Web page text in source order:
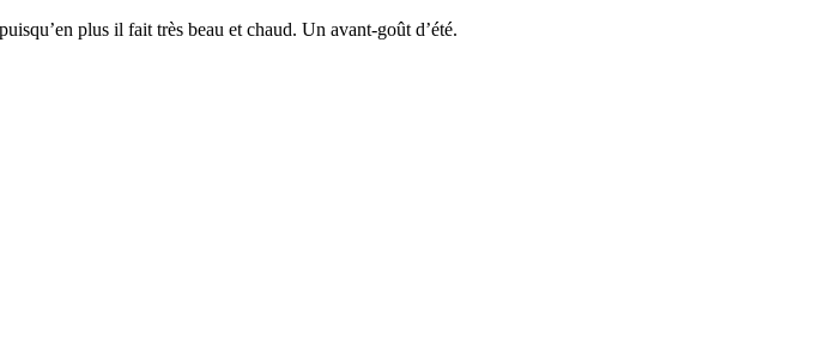
plus il fait très beau et chaud. Un avant-goût d’été.